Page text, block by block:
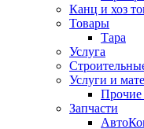
Канц и хоз
Товары
Тара
Услуга
Услуги и
Прочие
Запчасти